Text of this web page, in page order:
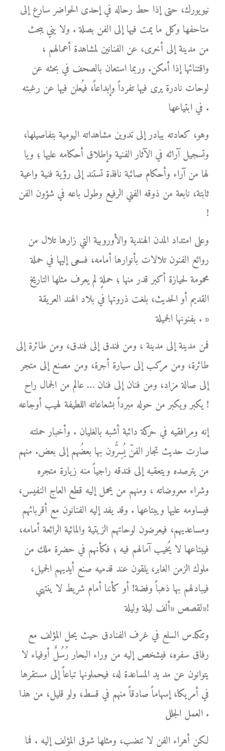
نيويورك، حتى إذا حط رحاله في إحدى الحواضر سارع إلى
متاحفها وكل ما يمت فيها إلى الفن بصلة . ولا يني يبحث
من مدينة إلى أخرى، عن الفنانين لمشاهدة أعمالهم ،
واقتنائها إذا أمكن. وربما استعان بالصحف في بحثه عن
لوحات نادرة يرى فيها تفرداً وإبداعاً، فيُعلن فيها عن رغبته
في ابتياعها .
وهو، كعادته يبادر إلى تدوين مشاهداته اليومية بتفاصيلها،
وتسجيل آرائه في الآثار الفنية وإطلاق أحكامه عليها ؛ ويا
لها من آراء وأحكام صائبة نافذة تستند إلى رؤية فنية واعية
ثابتة، نابعة من ذوقه الفني الرفيع وطول باعه في شؤون الفن
!
وعلى امتداد المدن الهندية والأوروبية التي زارها تلال من
روائع الفنون تلالات بأنوارها أمامه، فسعى إليها في حملة
محمومة لحيازة أكبر قدر منها ؛ حملةٍ لم يعرف مثلها التاريخ
القديم أو الحديث، بلغت ذروتها في بلاد الهند العريقة
بفنونها الجميلة . »
فمن مدينة إلى مدينة ، ومن فندق إلى فندق، ومن طائرة إلى
طائرة، ومن مركب إلى سيارة أجرة، ومن مصنع إلى متجر
إلى صالة مزاد، ومن فنان إلى فنان … عالم من الجمال راح
يكبر ويكبر من حوله مبرداً بشعاعاته اللطيفة لهيب أوجاعه !
إنه ومرافقيه في حركة دائبة أشبه بالغليان . وأخبار حملته
صارت حديث تجار الفنّ يُسِرُّون بها بعضُهم إلى بعض. منهم
من يترصده ويتعقبه إلى فندقه راجياً منه زيارة متجره
وشراء معروضاته ، ومنهم من يحمل إليه قطع العاج النفيس،
فيساومه عليها ويبتاعها . وقد يفد إليه الفنانون مع أقربائهم
ومساعديهم، فيعرضون لوحاتهم الزيتية والمائية الرائعة أمامه،
فيبتاعها لا يُخيب آمالهم فيه ؛ فكأنهم في حضرة ملك من
ملوك الزمن الغابر، يلقون عند قدميه صنع أيديهم الجميل،
فيبادلهم بها ذهباً وفضة! أو كأننا أمام شريط لا ينتهي
لقصص «ألف ليلة وليلة»!
وتتكدس السلع في غرف الفنادق حيث يحل المؤلف مع
رفاق سفره، فيشخص إليه من وراء البحار رُسُلٌ أوفياء لا
يتوانون عن مد يد المساعدة له، فيحملونها تباعاً إلى مستقرها
في أمريكا، إسهاماً صادقاً منهم في قسط، ولو قليل، من هذا
العمل الجلل .
لكن أهراء الفن لا تنضب، ومثلها شوق المؤلف إليه . فما